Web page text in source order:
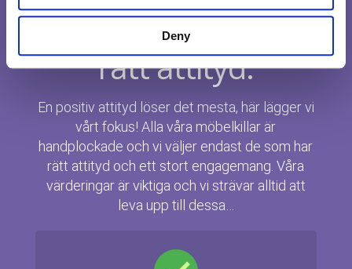
Deny
Medarbetare med
rätt attityd.
En positiv attityd löser det mesta, här lägger vi
vårt fokus! Alla våra möbelkillar är
handplockade och vi väljer endast de som har
rätt attityd och ett stort engagemang. Våra
värderingar är viktiga och vi strävar alltid att
leva upp till dessa…